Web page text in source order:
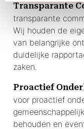
Transparante
transparante
Wij houden de
van belangrijke
duidelijke
zaken.
Proactief
voor proactief
behouden en